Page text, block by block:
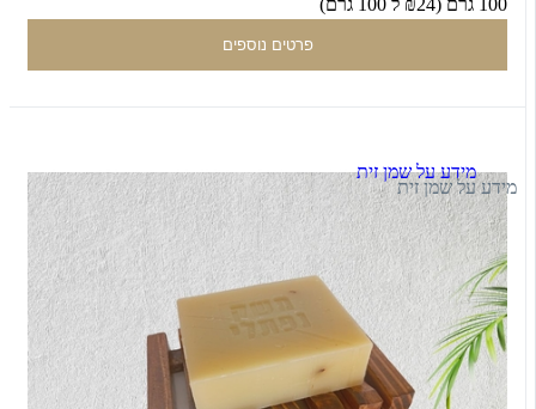
100 גרם (₪24 ל 100 גרם)
פרטים נוספים